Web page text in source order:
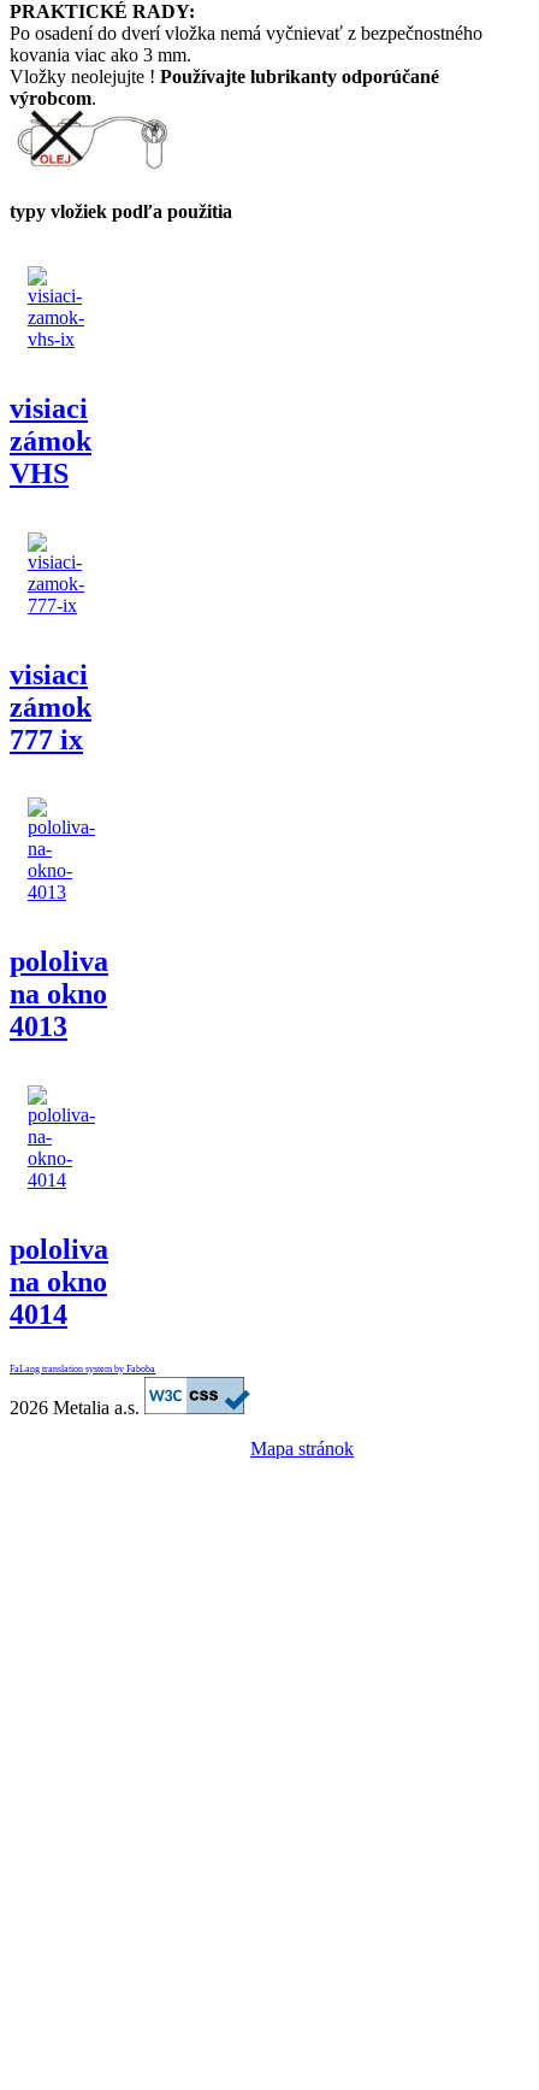
PRAKTICKÉ RADY:
Po osadení do dverí vložka nemá vyčnievať z bezpečnostného
kovania viac ako 3 mm.
Vložky neolejujte ! Používajte lubrikanty odporúčané
výrobcom.
typy vložiek podľa použitia
visiaci
zámok
VHS
visiaci
zámok
777 ix
pololiva
na okno
4013
pololiva
na okno
4014
FaLang translation system by Faboba
2026 Metalia a.s.
Mapa stránok